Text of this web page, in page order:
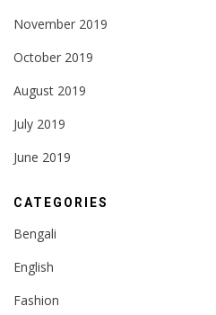
November 2019
October 2019
August 2019
July 2019
June 2019
CATEGORIES
Bengali
English
Fashion